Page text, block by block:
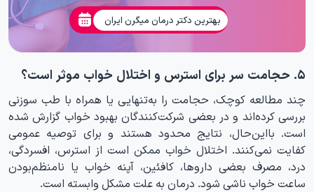
بهترین دکتر درمان میگرن ایران
۵. حجامت سر برای استرس و اختلال خواب موثر است؟
چند مطالعه کوچک، حجامت را به‌تنهایی یا همراه با طب سوزنی
بررسی کرده‌اند و در بعضی شرکت‌کنندگان بهبود خواب گزارش شده
است. بااین‌حال، نتایج محدود هستند و برای توصیه عمومی
کفایت نمی‌کنند. اختلال خواب ممکن است از استرس، افسردگی،
درد، مصرف بعضی داروها، کافئین، آپنه خواب یا نامنظم‌بودن
ساعت خواب ناشی شود. درمان به علت مشکل وابسته است.